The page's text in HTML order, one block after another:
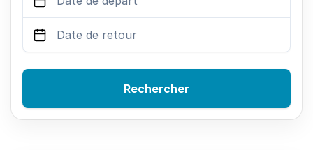
Rechercher